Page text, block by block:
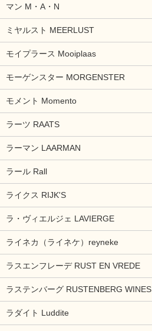
マン M・A・N
ミヤルスト MEERLUST
モイプラース Mooiplaas
モーゲンスター MORGENSTER
モメント Momento
ラーツ RAATS
ラーマン LAARMAN
ラール Rall
ライクス RIJK'S
ラ・ヴィエルジェ LAVIERGE
ライネカ（ライネケ）reyneke
ラスエンフレーデ RUST EN VREDE
ラステンバーグ RUSTENBERG WINES
ラダイト Luddite